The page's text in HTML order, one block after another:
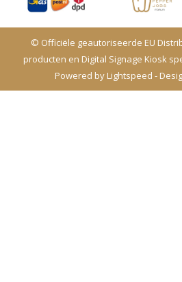
© Officiële geautoriseerde EU
producten en Digital Signage Kiosk
Powered by Lightspeed -